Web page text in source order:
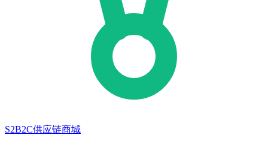
S2B2C供应链商城